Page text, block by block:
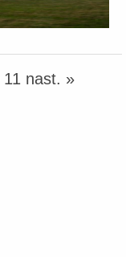
11 nast. »